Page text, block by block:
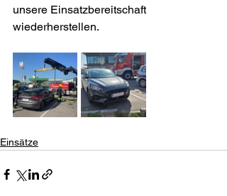
unsere Einsatzbereitschaft
wiederherstellen.
Einsätze